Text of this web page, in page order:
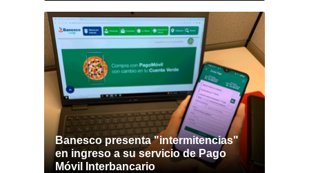
Banesco presenta "intermitencias"
en ingreso a su servicio de Pago
Móvil Interbancario